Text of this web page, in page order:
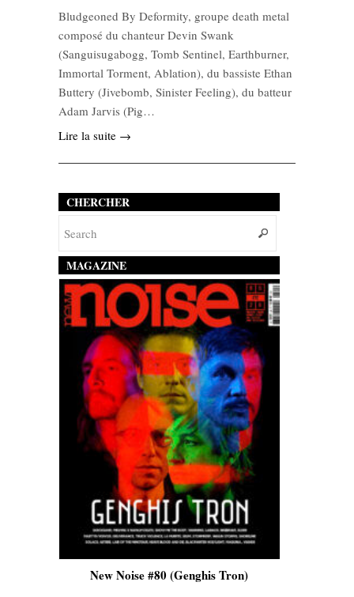
Bludgeoned By Deformity, groupe death metal
composé du chanteur Devin Swank
(Sanguisugabogg, Tomb Sentinel, Earthburner,
Immortal Torment, Ablation), du bassiste Ethan
Buttery (Jivebomb, Sinister Feeling), du batteur
Adam Jarvis (Pig…
Lire la suite →
CHERCHER
MAGAZINE
New Noise #80 (Genghis Tron)